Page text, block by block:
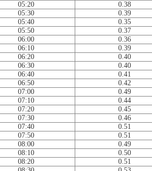
05:20
0.38
05:30
0.39
05:40
0.35
05:50
0.37
06:00
0.36
06:10
0.39
06:20
0.40
06:30
0.40
06:40
0.41
06:50
0.42
07:00
0.49
07:10
0.44
07:20
0.45
07:30
0.46
07:40
0.51
07:50
0.51
08:00
0.49
08:10
0.50
08:20
0.51